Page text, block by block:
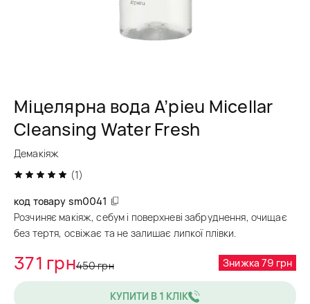
Міцелярна вода A’pieu Micellar
Cleansing Water Fresh
Демакіяж
(1)
код товару sm0041
Розчиняє макіяж, себум і поверхневі забруднення, очищає
без тертя, освіжає та не залишає липкої плівки.
371 грн450 грн Знижка 79 грн
КУПИТИ В 1 КЛІК